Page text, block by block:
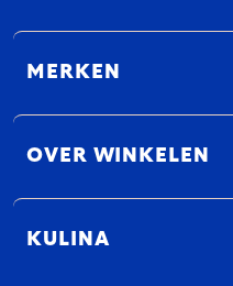
MERKEN
OVER WINKELEN
KULINA